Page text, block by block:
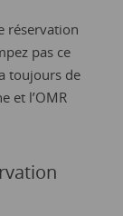
réservation
pas ce
toujours de
et l’OMR